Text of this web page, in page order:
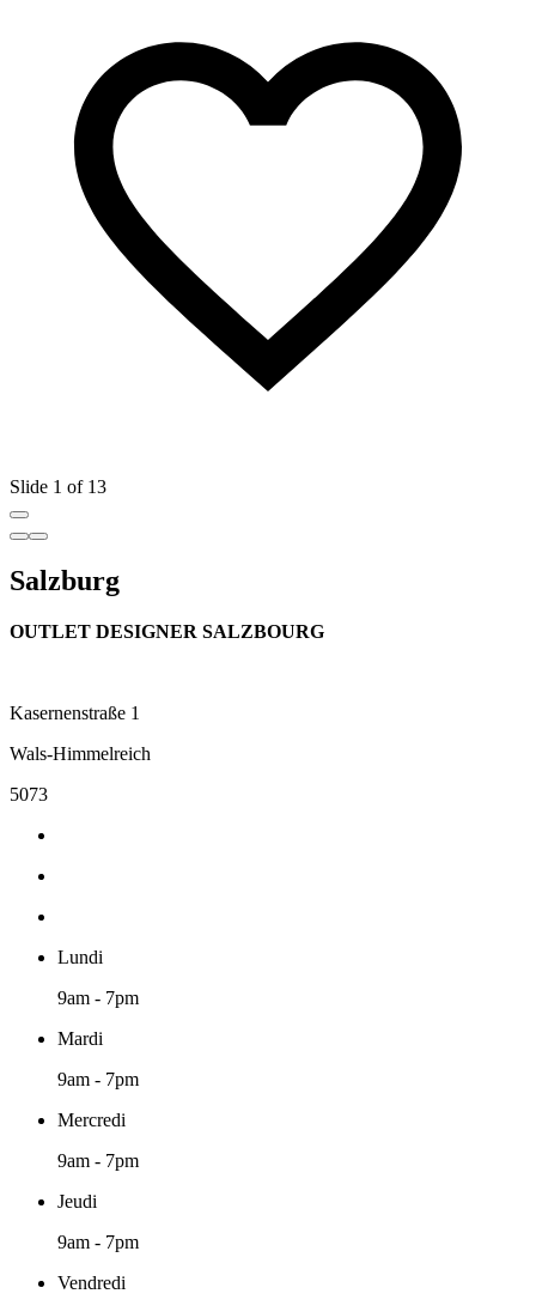
Slide 1 of 13
Salzburg
OUTLET DESIGNER SALZBOURG
Kasernenstraße 1
Wals-Himmelreich
5073
Lundi
9am - 7pm
Mardi
9am - 7pm
Mercredi
9am - 7pm
Jeudi
9am - 7pm
Vendredi